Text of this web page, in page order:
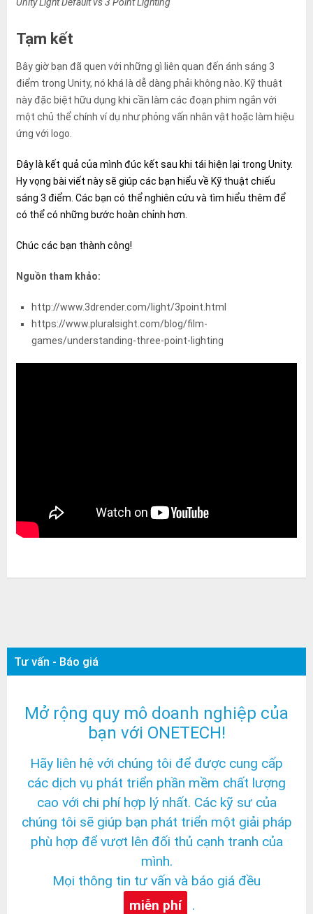
Tạm kết
Bây giờ bạn đã quen với những gì liên quan đến ánh sáng 3
điểm trong Unity, nó khá là dễ dàng phải không nào. Kỹ thuật
này đặc biệt hữu dụng khi cần làm các đoạn phim ngắn với
một chủ thể chính ví dụ như phỏng vấn nhân vật hoặc làm hiệu
ứng với logo.
Đây là kết quả của mình đúc kết sau khi tái hiện lại trong Unity.
Hy vọng bài viết này sẽ giúp các bạn hiểu về Kỹ thuật chiếu
sáng 3 điểm. Các bạn có thể nghiên cứu và tìm hiểu thêm để
có thể có những bước hoàn chỉnh hơn.
Chúc các bạn thành công!
Nguồn tham khảo:
http://www.3drender.com/light/3point.html
https://www.pluralsight.com/blog/film-
games/understanding-three-point-lighting
Tư vấn - Báo giá
Mở rộng quy mô doanh nghiệp của
bạn với ONETECH!
Hãy liên hệ với chúng tôi để được cung cấp
các dịch vụ phát triển phần mềm chất lượng
cao với chi phí hợp lý nhất. Các kỹ sư của
chúng tôi sẽ giúp bạn phát triển một giải pháp
phù hợp để vượt lên đối thủ cạnh tranh của
mình.
Mọi thông tin tư vấn và báo giá đều
miễn phí
.